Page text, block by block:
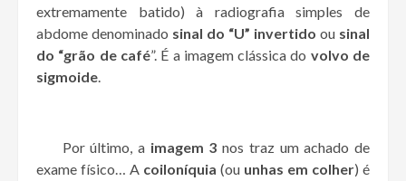
extremamente batido) à radiografia simples de
abdome denominado sinal do “U” invertido ou sinal
do “grão de café”. É a imagem clássica do volvo de
sigmoide.
Por último, a imagem 3 nos traz um achado de
exame físico… A coiloníquia (ou unhas em colher) é